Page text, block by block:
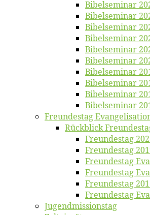
Bi­bel­se­mi­nar
Bi­bel­se­mi­nar
Bi­bel­se­mi­nar
Bi­bel­se­mi­nar
Bi­bel­se­mi­nar
Bi­bel­se­mi­nar
Bi­bel­se­mi­nar
Bi­bel­se­mi­nar
Bibelsemi­nar
Bibelsemi­nar
Freun­des­tag
Rück­blick
Freun­des­tag
Freun­des­tag
Freun­des­tag
Freun­des­tag
Freun­des­tag
Freun­des­tag
Jugend­mis­sions­tag